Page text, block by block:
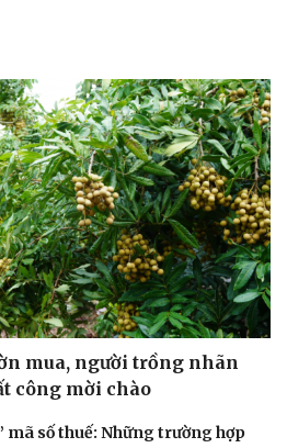
mua, người trồng nhãn
công mời chào
mã số thuế: Những trường hợp